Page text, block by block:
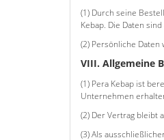
(1) Durch seine
Kebap. Die Daten
(2) Persönliche
VIII. Allgemeine
(1) Pera Kebap ist
Unternehmen
(2) Der Vertrag bleibt
(3) Als